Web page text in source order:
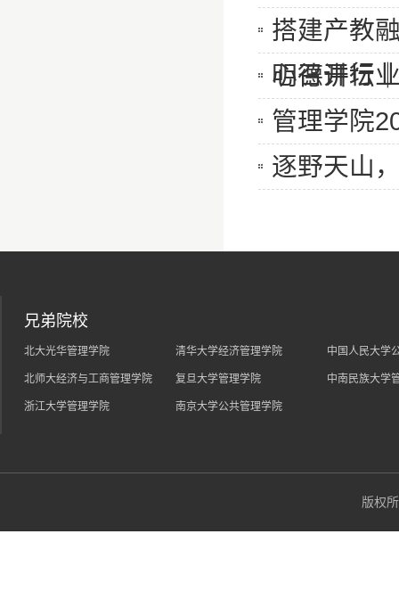
搭建产教
心召开行
明德讲坛
管理学院
逐野天山
兄弟院校
北大光华管理学院 清华大学经济管理学院 中国人民大学
北师大经济与工商管理学院 复旦大学管理学院 中南民族大学
浙江大学管理学院 南京大学公共管理学院
版权